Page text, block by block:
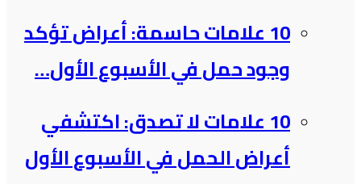
10 علامات حاسمة: أعراض تؤكد
وجود حمل في الأسبوع الأول…
10 علامات لا تصدق: اكتشفي
أعراض الحمل في الأسبوع الأول